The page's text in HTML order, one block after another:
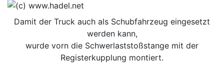
Damit der Truck auch als Schubfahrzeug eingesetzt
werden kann,
wurde vorn die Schwerlaststoßstange mit der
Registerkupplung montiert.